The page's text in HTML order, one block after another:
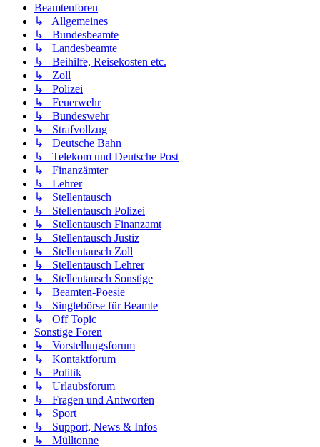
Beamtenforen
↳ Allgemeines
↳ Bundesbeamte
↳ Landesbeamte
↳ Beihilfe, Reisekosten etc.
↳ Zoll
↳ Polizei
↳ Feuerwehr
↳ Bundeswehr
↳ Strafvollzug
↳ Deutsche Bahn
↳ Telekom und Deutsche Post
↳ Finanzämter
↳ Lehrer
↳ Stellentausch
↳ Stellentausch Polizei
↳ Stellentausch Finanzamt
↳ Stellentausch Justiz
↳ Stellentausch Zoll
↳ Stellentausch Lehrer
↳ Stellentausch Sonstige
↳ Beamten-Poesie
↳ Singlebörse für Beamte
↳ Off Topic
Sonstige Foren
↳ Vorstellungsforum
↳ Kontaktforum
↳ Politik
↳ Urlaubsforum
↳ Fragen und Antworten
↳ Sport
↳ Support, News & Infos
↳ Mülltonne